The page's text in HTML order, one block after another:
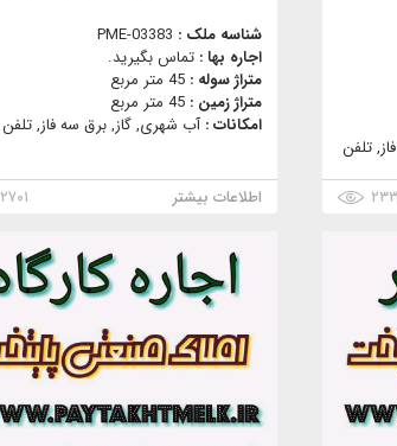
تلفن
شناسه ملک : PME-03383
اجاره بها : تماس بگیرید.
متراژ سوله : 45 متر مربع
متراژ زمین : 45 متر مربع
امکانات :آب شهری, گاز, برق سه فاز, تلفن
اطلاعات بیشتر ۲۷۰۱